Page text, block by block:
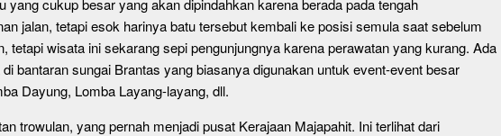
yang cukup besar yang akan dipindahkan karena berada pada tengah
jalan, tetapi esok harinya batu tersebut kembali ke posisi semula saat sebelum
tetapi wisata ini sekarang sepi pengunjungnya karena perawatan yang kurang. Ada
bantaran sungai Brantas yang biasanya digunakan untuk event-event besar
Dayung, Lomba Layang-layang, dll.
trowulan, yang pernah menjadi pusat Kerajaan Majapahit. Ini terlihat dari